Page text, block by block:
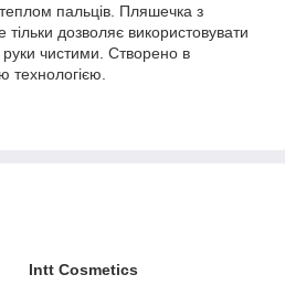
пальців. Пляшечка з
дозволяє використовувати
чистими. Створено в
технологією.
Intt Cosmetics